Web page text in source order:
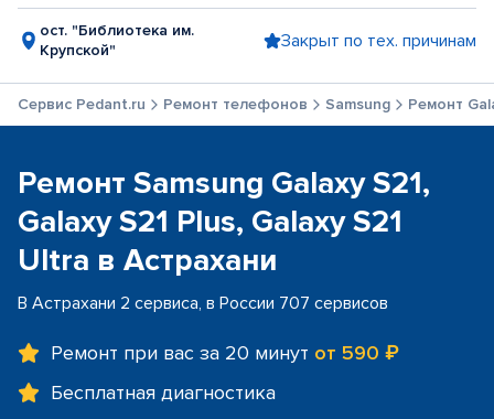
ост. "Библиотека им.
Крупской"
Закрыт по тех. причинам
Сервис Pedant.ru Ремонт телефонов Samsung Ремонт
Ремонт Samsung Galaxy S21,
Galaxy S21 Plus, Galaxy S21
Ultra в Астрахани
В Астрахани 2 сервиса, в России 707 сервисов
Ремонт при вас за 20 минут от 590 ₽
Бесплатная диагностика